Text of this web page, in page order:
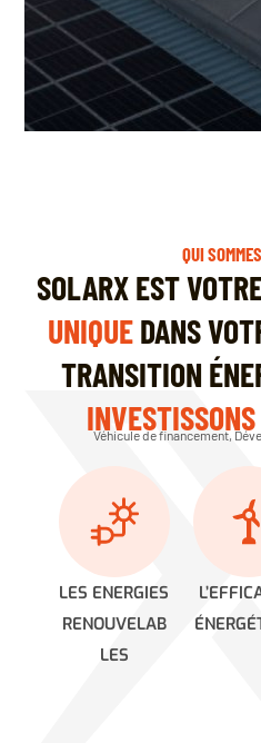
QUI
SOLARX EST
UNIQUEDANS
TRANSITION
INVESTISSONS
Véhicule de financement,
LES ENERGIES
RENOUVELAB
LES